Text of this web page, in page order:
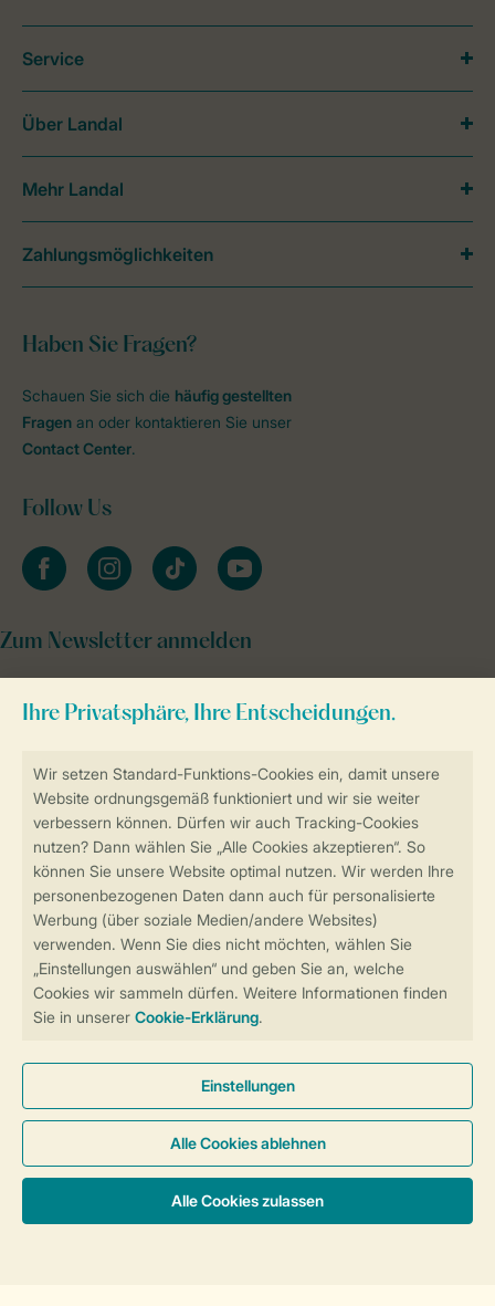
Sicherstellung Deiner Privatsphäre
Sicher und schnell zur Online-Buchung
Sichere Datenübertragung
Sicheres Bezahlen
Haben Sie Fragen?
Schauen Sie sich die häufig gestellten
Fragen an oder kontaktieren Sie unser
Contact Center.
Follow Us
facebookinstagramtiktok youtube
Zum Newsletter anmelden
Service
Über Landal
Mehr Landal
Zahlungsmöglichkeiten
Cookies und Banner
Barrierefreiheit
© 2026 Landal GreenParks GmbH